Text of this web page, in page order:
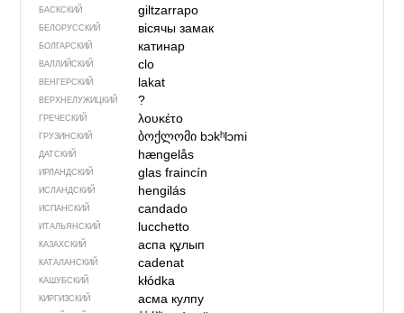
БАСКСКИЙ giltzarrapo
БЕЛОРУССКИЙ вісячы замак
БОЛГАРСКИЙ катинар
ВАЛЛИЙСКИЙ clo
ВЕНГЕРСКИЙ lakat
ВЕРХНЕЛУЖИЦКИЙ ?
ГРЕЧЕСКИЙ λουκέτο
ГРУЗИНСКИЙ ბოქლომი bɔkʰlɔmi
ДАТСКИЙ hængelås
ИРЛАНДСКИЙ glas fraincín
ИСЛАНДСКИЙ hengilás
ИСПАНСКИЙ candado
ИТАЛЬЯНСКИЙ lucchetto
КАЗАХСКИЙ аспа құлып
КАТАЛАНСКИЙ cadenat
КАШУБСКИЙ kłódka
КИРГИЗСКИЙ асма кулпу